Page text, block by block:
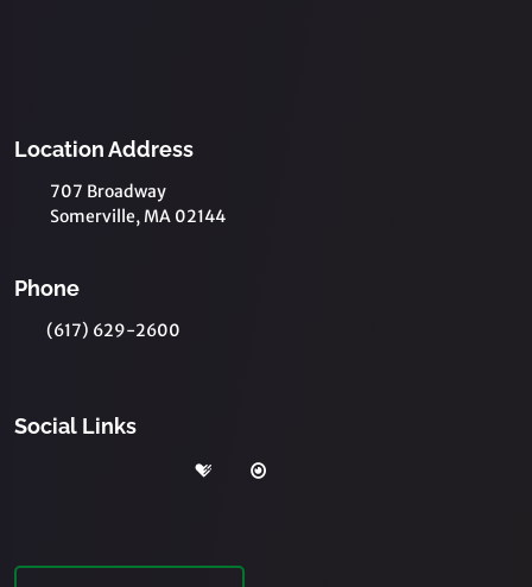
Location Address
707 Broadway
Somerville, MA 02144
Phone
(617) 629-2600
Social Links